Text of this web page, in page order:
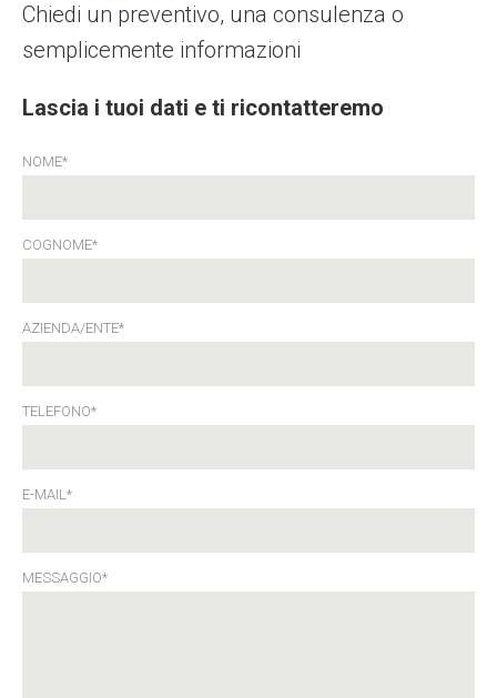
Chiedi un preventivo, una consulenza o
semplicemente informazioni
Lascia i tuoi dati e ti ricontatteremo
NOME*
COGNOME*
AZIENDA/ENTE*
TELEFONO*
E-MAIL*
MESSAGGIO*